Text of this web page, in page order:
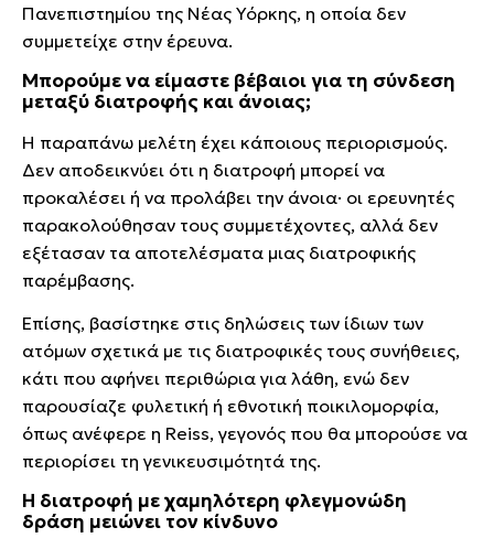
Πανεπιστημίου της Νέας Υόρκης, η οποία δεν
συμμετείχε στην έρευνα.
Μπορούμε να είμαστε βέβαιοι για τη σύνδεση
μεταξύ διατροφής και άνοιας;
Η παραπάνω μελέτη έχει κάποιους περιορισμούς.
Δεν αποδεικνύει ότι η διατροφή μπορεί να
προκαλέσει ή να προλάβει την άνοια· οι ερευνητές
παρακολούθησαν τους συμμετέχοντες, αλλά δεν
εξέτασαν τα αποτελέσματα μιας διατροφικής
παρέμβασης.
Επίσης, βασίστηκε στις δηλώσεις των ίδιων των
ατόμων σχετικά με τις διατροφικές τους συνήθειες,
κάτι που αφήνει περιθώρια για λάθη, ενώ δεν
παρουσίαζε φυλετική ή εθνοτική ποικιλομορφία,
όπως ανέφερε η Reiss, γεγονός που θα μπορούσε να
περιορίσει τη γενικευσιμότητά της.
Η διατροφή με χαμηλότερη φλεγμονώδη
δράση μειώνει τον κίνδυνο